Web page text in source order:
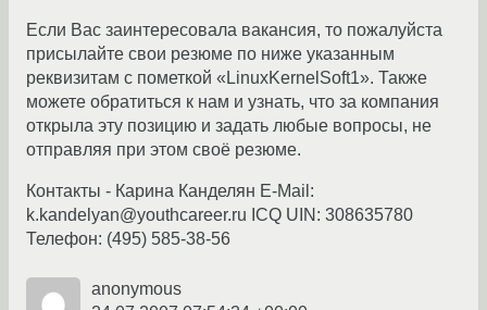
Если Вас заинтересовала вакансия, то пожалуйста
присылайте свои резюме по ниже указанным
реквизитам с пометкой «LinuxKernelSoft1». Также
можете обратиться к нам и узнать, что за компания
открыла эту позицию и задать любые вопросы, не
отправляя при этом своё резюме.
Контакты - Карина Канделян E-Mail:
k.kandelyan@youthcareer.ru ICQ UIN: 308635780
Телефон: (495) 585-38-56
anonymous